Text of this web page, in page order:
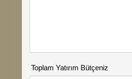
Toplam Yatırım Bütçeniz